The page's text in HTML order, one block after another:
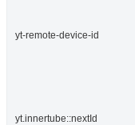
yt-remote-device-id
yt.innertube::nextId